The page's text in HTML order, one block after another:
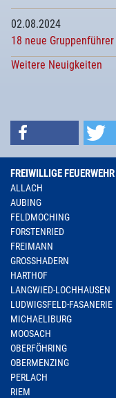
02.08.2024
18 neue
Weitere Neuigkeiten
FREIWILLIGE FEUERWEHR
ALLACH
AUBING
FELDMOCHING
FORSTENRIED
FREIMANN
GROSSHADERN
HARTHOF
LANGWIED-LOCHHAUSEN
LUDWIGSFELD-FASANERIE
MICHAELIBURG
MOOSACH
OBERFÖHRING
OBERMENZING
PERLACH
RIEM